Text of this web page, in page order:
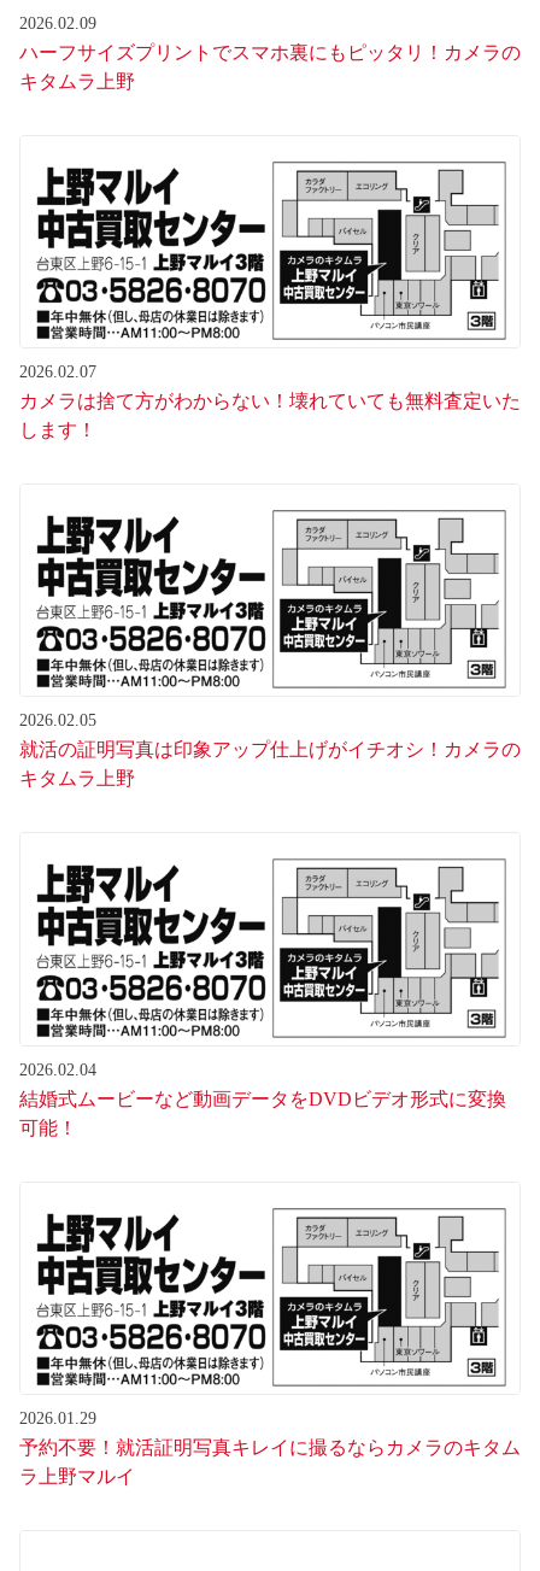
2026.02.09
ハーフサイズプリントでスマホ裏にもピッタリ！カメラの
キタムラ上野
2026.02.07
カメラは捨て方がわからない！壊れていても無料査定いた
します！
2026.02.05
就活の証明写真は印象アップ仕上げがイチオシ！カメラの
キタムラ上野
2026.02.04
結婚式ムービーなど動画データをDVDビデオ形式に変換
可能！
2026.01.29
予約不要！就活証明写真キレイに撮るならカメラのキタム
ラ上野マルイ